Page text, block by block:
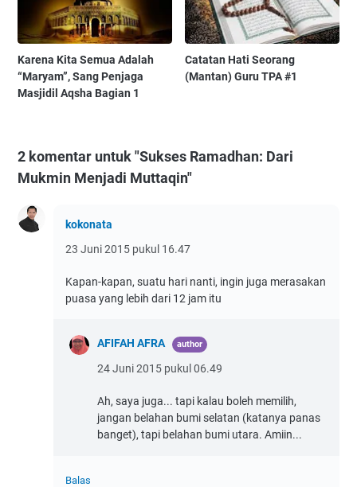
Karena Kita Semua Adalah
“Maryam”, Sang Penjaga
Masjidil Aqsha Bagian 1
Catatan Hati Seorang
(Mantan) Guru TPA #1
2 komentar untuk "Sukses Ramadhan: Dari
Mukmin Menjadi Muttaqin"
kokonata
23 Juni 2015 pukul 16.47
Kapan-kapan, suatu hari nanti, ingin juga merasakan
puasa yang lebih dari 12 jam itu
AFIFAH AFRA
24 Juni 2015 pukul 06.49
Ah, saya juga... tapi kalau boleh memilih,
jangan belahan bumi selatan (katanya panas
banget), tapi belahan bumi utara. Amiin...
Balas